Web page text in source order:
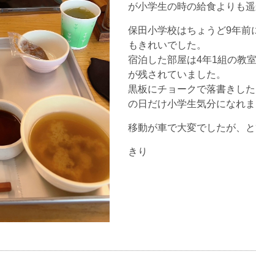
が小学生の時の給食よりも
保田小学校はちょうど9年前
もきれいでした。
宿泊した部屋は4年1組の教
が残されていました。
黒板にチョークで落書きし
の日だけ小学生気分になれま
移動が車で大変でしたが、
きり